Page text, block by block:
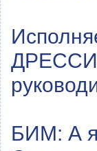
БИМ: А я